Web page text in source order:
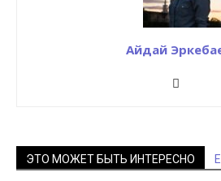
Айдай
ЭТО МОЖЕТ БЫТЬ ИНТЕРЕСНО